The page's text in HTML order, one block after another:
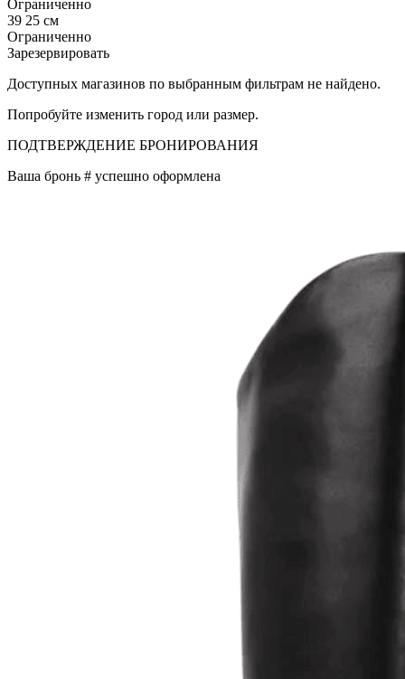
Ограниченно
39 25 см
Ограниченно
Зарезервировать
Доступных магазинов по выбранным фильтрам не найдено.
Попробуйте изменить город или размер.
ПОДТВЕРЖДЕНИЕ БРОНИРОВАНИЯ
Ваша бронь # успешно оформлена